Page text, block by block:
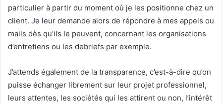
particulier à partir du moment où je les positionne chez un
client. Je leur demande alors de répondre à mes appels ou
mails dès qu’ils le peuvent, concernant les organisations
d’entretiens ou les debriefs par exemple.
J’attends également de la transparence, c’est-à-dire qu’on
puisse échanger librement sur leur projet professionnel,
leurs attentes, les sociétés qui les attirent ou non, l’intérêt